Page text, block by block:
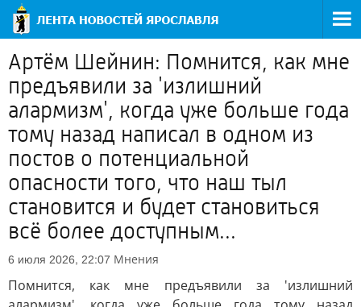
Артём Шейнин: Помнится, как мне
предъявили за 'излишний
алармизм', когда уже больше года
тому назад написал в одном из
постов о потенциальной
опасности того, что наш тыл
становится и будет становиться
всё более доступным...
6 июля 2026, 22:07 Мнения
Помнится, как мне предъявили за 'излишний